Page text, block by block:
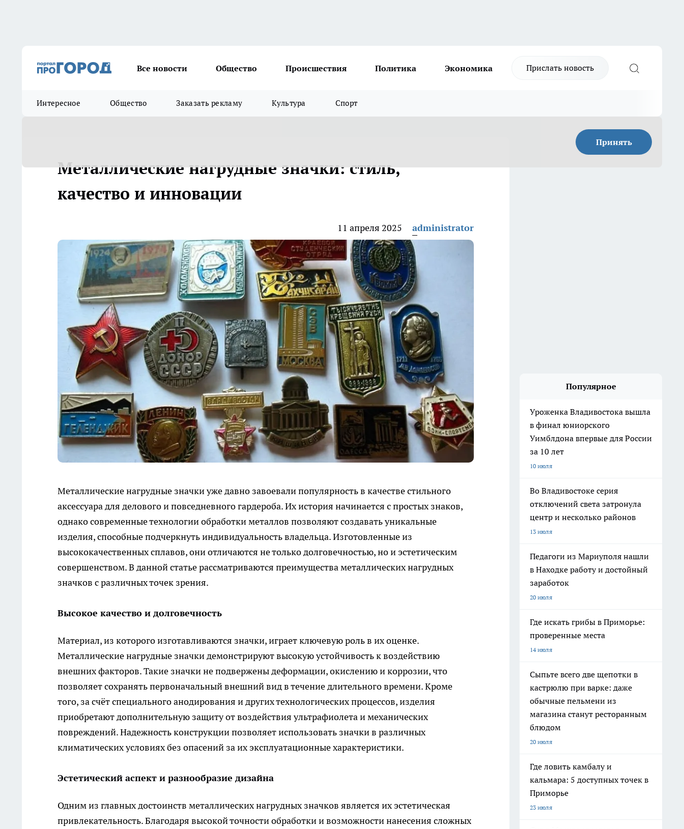
Все новости Общество Происшествия Политика Экономика Прислать новость
Интересное Общество Заказать рекламу Культура Спорт
Принять
Металлические нагрудные значки: стиль,
качество и инновации
11 апреля 2025 administrator
Металлические нагрудные значки уже давно завоевали популярность в качестве стильного
аксессуара для делового и повседневного гардероба. Их история начинается с простых знаков,
однако современные технологии обработки металлов позволяют создавать уникальные
изделия, способные подчеркнуть индивидуальность владельца. Изготовленные из
высококачественных сплавов, они отличаются не только долговечностью, но и эстетическим
совершенством. В данной статье рассматриваются преимущества металлических нагрудных
значков с различных точек зрения.
Высокое качество и долговечность
Материал, из которого изготавливаются значки, играет ключевую роль в их оценке.
Металлические нагрудные значки демонстрируют высокую устойчивость к воздействию
внешних факторов. Такие значки не подвержены деформации, окислению и коррозии, что
позволяет сохранять первоначальный внешний вид в течение длительного времени. Кроме
того, за счёт специального анодирования и других технологических процессов, изделия
приобретают дополнительную защиту от воздействия ультрафиолета и механических
повреждений. Надежность конструкции позволяет использовать значки в различных
климатических условиях без опасений за их эксплуатационные характеристики.
Эстетический аспект и разнообразие дизайна
Одним из главных достоинств металлических нагрудных значков является их эстетическая
привлекательность. Благодаря высокой точности обработки и возможности нанесения сложных
Популярное
Уроженка Владивостока вышла
в финал юниорского
Уимблдона впервые для России
за 10 лет
10 июля
Во Владивостоке серия
отключений света затронула
центр и несколько районов
13 июля
Педагоги из Мариуполя нашли
в Находке работу и достойный
заработок
20 июля
Где искать грибы в Приморье:
проверенные места
14 июля
Сыпьте всего две щепотки в
кастрюлю при варке: даже
обычные пельмени из
магазина станут ресторанным
блюдом
20 июля
Где ловить камбалу и
кальмара: 5 доступных точек в
Приморье
23 июля